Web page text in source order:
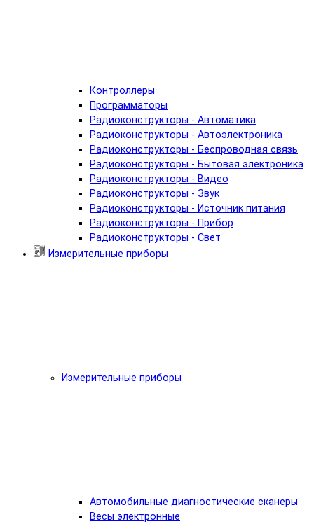
Контроллеры
Программаторы
Радиоконструкторы - Автоматика
Радиоконструкторы - Автоэлектроника
Радиоконструкторы - Беспроводная связь
Радиоконструкторы - Бытовая электроника
Радиоконструкторы - Видео
Радиоконструкторы - Звук
Радиоконструкторы - Источник питания
Радиоконструкторы - Прибор
Радиоконструкторы - Свет
Измерительные приборы
Измерительные приборы
Автомобильные диагностические сканеры
Весы электронные